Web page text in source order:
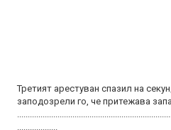
Третият арестуван спазил на
заподозрели го, че притежава
...................